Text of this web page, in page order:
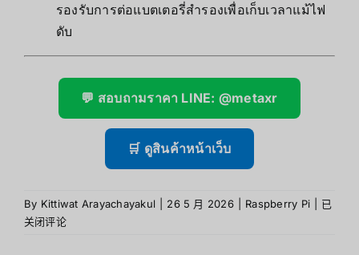
รองรับการต่อแบตเตอรี่สำรองเพื่อเก็บเวลาแม้ไฟ
ดับ
💬 สอบถามราคา LINE: @metaxr
🛒 ดูสินค้าหน้าเว็บ
By Kittiwat Arayachayakul 26 5 月 2026 Raspberry Pi
已
关闭评论